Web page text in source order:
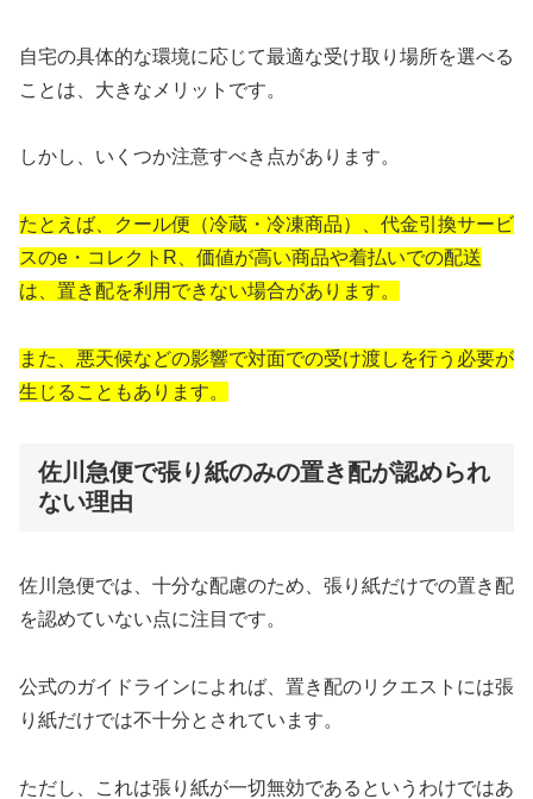
自宅の具体的な環境に応じて最適な受け取り場所を選べる
ことは、大きなメリットです。
しかし、いくつか注意すべき点があります。
たとえば、クール便（冷蔵・冷凍商品）、代金引換サービ
スのe・コレクトR、価値が高い商品や着払いでの配送
は、置き配を利用できない場合があります。
また、悪天候などの影響で対面での受け渡しを行う必要が
生じることもあります。
佐川急便で張り紙のみの置き配が認められ
ない理由
佐川急便では、十分な配慮のため、張り紙だけでの置き配
を認めていない点に注目です。
公式のガイドラインによれば、置き配のリクエストには張
り紙だけでは不十分とされています。
ただし、これは張り紙が一切無効であるというわけではあ